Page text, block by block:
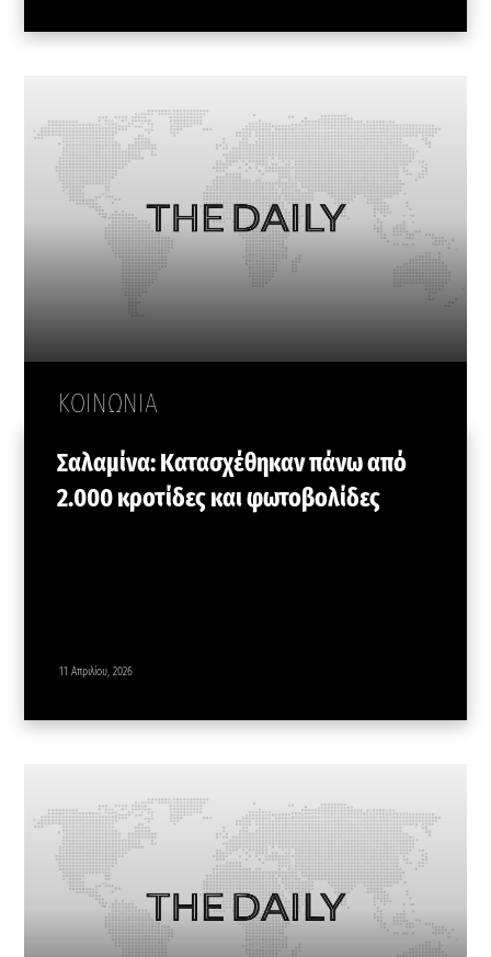
ΚΟΙΝΩΝΙΑ
Σαλαμίνα: Κατασχέθηκαν πάνω από
2.000 κροτίδες και φωτοβολίδες
11 Απριλίου, 2026